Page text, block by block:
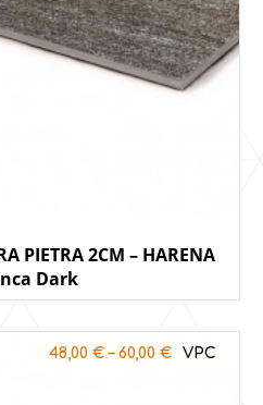
PIETRA 2CM – HARENA
Dark
48,00 €– 60,00 €